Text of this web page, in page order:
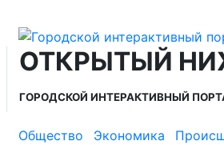
ОТКРЫТЫЙ
ГОРОДСКОЙ ИНТЕРАКТИВНЫЙ
Общество Экономика